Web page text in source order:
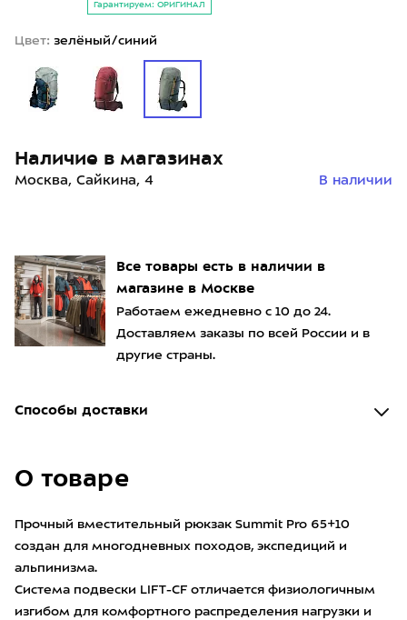
Все товары есть в наличии в
магазине в Москве
Работаем ежедневно с 10 до 24.
Доставляем заказы по всей России и в
другие страны.
Способы доставки
О товаре
Прочный вместительный рюкзак Summit Pro 65+10
создан для многодневных походов, экспедиций и
альпинизма.
Система подвески LIFT-CF отличается физиологичным
изгибом для комфортного распределения нагрузки и
Гарантируем: ОРИГИНАЛ
Цвет: зелёный/синий
Наличие в магазинах
Москва, Сайкина, 4 В наличии